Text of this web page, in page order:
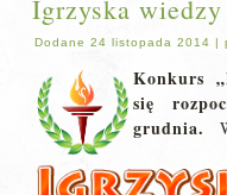
Igrzyska wiedzy
Dodane 24 listopada 2014 |
Konkurs
się
grudnia.